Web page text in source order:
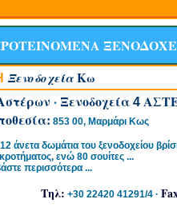
ΞενοδοχείαΚω
·Ξενοδοχεία 4
853 00, Mαρμάρι Κως
άνετα δωμάτια του ξενοδοχείου
ενώ 80 σουίτες ...
περισσότερα ...
Τηλ: +30 22420 41291/4·